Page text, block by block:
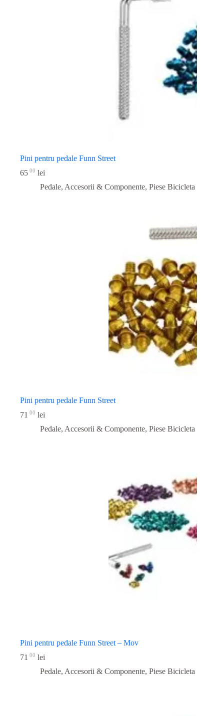
Pini pentru pedale Funn Street
65 00 lei
Pedale, Accesorii & Componente, Piese Bicicleta
Pini pentru pedale Funn Street
71 00 lei
Pedale, Accesorii & Componente, Piese Bicicleta
Pini pentru pedale Funn Street – Mov
71 00 lei
Pedale, Accesorii & Componente, Piese Bicicleta